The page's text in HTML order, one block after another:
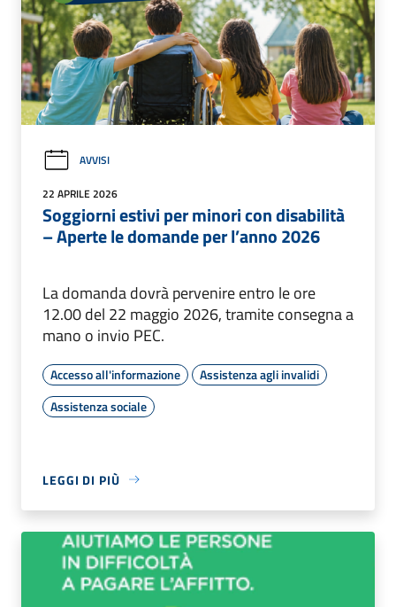
AVVISI
22 APRILE 2026
Soggiorni estivi per minori con disabilità
– Aperte le domande per l’anno 2026
La domanda dovrà pervenire entro le ore
12.00 del 22 maggio 2026, tramite consegna a
mano o invio PEC.
Accesso all'informazione
Assistenza agli invalidi
Assistenza sociale
LEGGI DI PIÙ